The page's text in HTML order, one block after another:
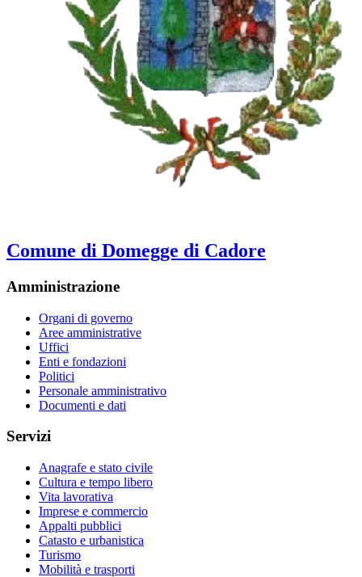
Comune di Domegge di Cadore
Amministrazione
Organi di governo
Aree amministrative
Uffici
Enti e fondazioni
Politici
Personale amministrativo
Documenti e dati
Servizi
Anagrafe e stato civile
Cultura e tempo libero
Vita lavorativa
Imprese e commercio
Appalti pubblici
Catasto e urbanistica
Turismo
Mobilità e trasporti